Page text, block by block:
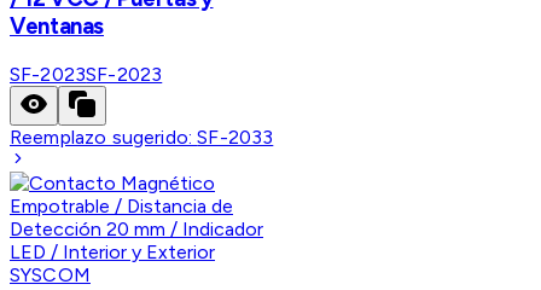
Ventanas
SF-2023SF-2023
Reemplazo sugerido:SF-2033
SYSCOM